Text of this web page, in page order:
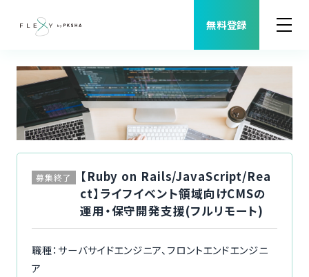
無料登録
案件検索
職種から案件を探す
よくある質問
福利厚生
募集終了
【Ruby on Rails/JavaScript/Rea
ct】ライフイベント領域向けCMSの
運用・保守開発支援(フルリモート)
職種：サーバサイドエンジニア、フロントエンドエンジニ
ア